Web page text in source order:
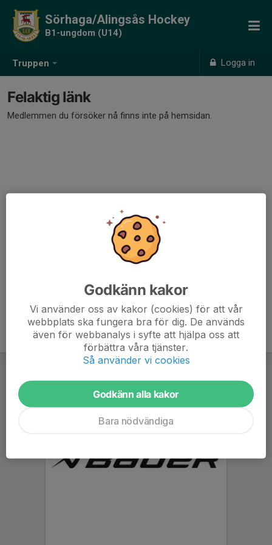
Truppen Logga in
Sörhaga/Alingsås Hockey
B1-ungdom (U14)
Felaktig länk
Medlemmen du försöker nå finns inte på hemsidan.
Godkänn kakor
Vi använder oss av kakor (cookies) för att vår
webbplats ska fungera bra för dig. De används
även för webbanalys i syfte att hjälpa oss att
förbättra våra tjänster.
Så använder vi cookies
Godkänn alla kakor
Bara nödvändiga